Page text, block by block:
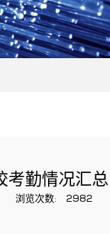
考勤情况汇总
浏览次数: 2982